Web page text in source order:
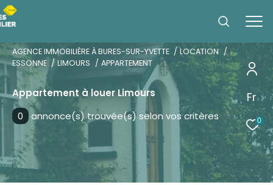
Fr
0
AGENCE IMMOBILIÈRE À BURES-SUR-YVETTE
LOCATION
ESSONNE
LIMOURS APPARTEMENT
Appartement à louer Limours
0
annonce(s) trouvée(s) selon vos critères
Effectuer une recherche
et trouver le bien qui correspond à vos
critères
Type
Location